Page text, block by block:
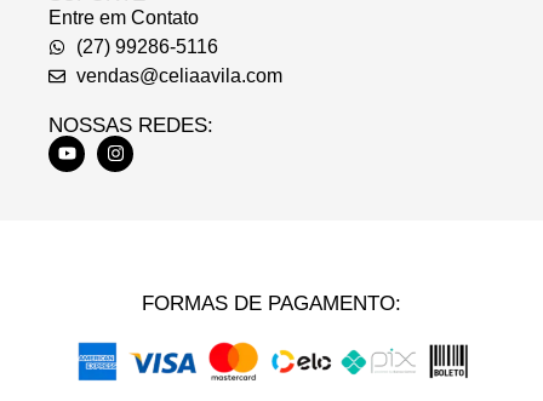
Entre em Contato
(27) 99286-5116
vendas@celiaavila.com
NOSSAS REDES:
FORMAS DE PAGAMENTO: